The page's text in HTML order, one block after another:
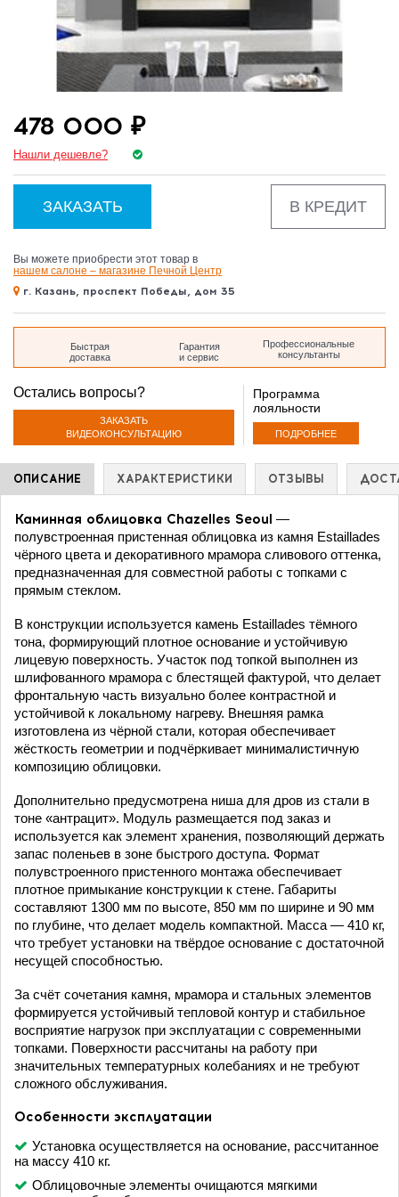
478 000 ₽
Нашли дешевле?
ЗАКАЗАТЬ В КРЕДИТ
Вы можете приобрести этот товар в
нашем салоне – магазине Печной Центр
г. Казань, проспект Победы, дом 35
Остались вопросы?
ЗАКАЗАТЬ
ВИДЕОКОНСУЛЬТАЦИЮ
Программа
лояльности
ПОДРОБНЕЕ
Быстрая
доставка
Гарантия
и сервис
Профессиональные
консультанты
ОПИСАНИЕ ХАРАКТЕРИСТИКИ ОТЗЫВЫ
Каминная облицовка Chazelles Seoul —
полувстроенная пристенная облицовка из камня Estaillades
чёрного цвета и декоративного мрамора сливового оттенка,
предназначенная для совместной работы с топками с
прямым стеклом.
В конструкции используется камень Estaillades тёмного
тона, формирующий плотное основание и устойчивую
лицевую поверхность. Участок под топкой выполнен из
шлифованного мрамора с блестящей фактурой, что делает
фронтальную часть визуально более контрастной и
устойчивой к локальному нагреву. Внешняя рамка
изготовлена из чёрной стали, которая обеспечивает
жёсткость геометрии и подчёркивает минималистичную
композицию облицовки.
Дополнительно предусмотрена ниша для дров из стали в
тоне «антрацит». Модуль размещается под заказ и
используется как элемент хранения, позволяющий держать
запас поленьев в зоне быстрого доступа. Формат
полувстроенного пристенного монтажа обеспечивает
плотное примыкание конструкции к стене. Габариты
составляют 1300 мм по высоте, 850 мм по ширине и 90 мм
по глубине, что делает модель компактной. Масса — 410 кг,
что требует установки на твёрдое основание с достаточной
несущей способностью.
За счёт сочетания камня, мрамора и стальных элементов
формируется устойчивый тепловой контур и стабильное
восприятие нагрузок при эксплуатации с современными
топками. Поверхности рассчитаны на работу при
значительных температурных колебаниях и не требуют
сложного обслуживания.
Особенности эксплуатации
Установка осуществляется на основание, рассчитанное
на массу 410 кг.
Облицовочные элементы очищаются мягкими